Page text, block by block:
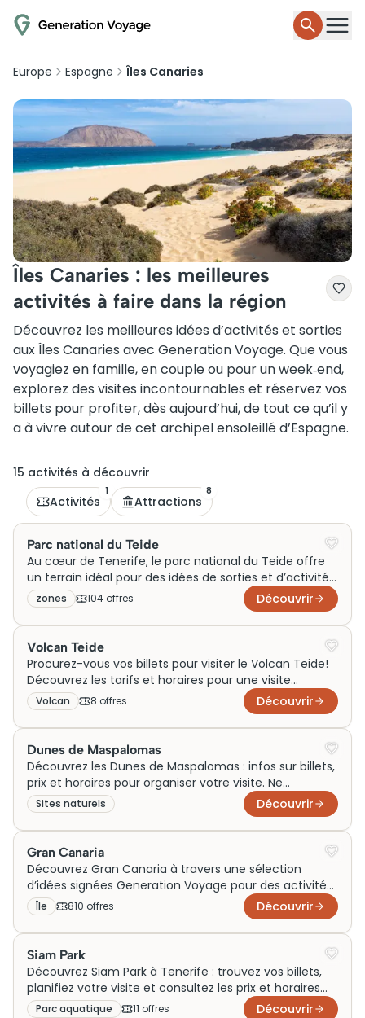
Europe Espagne Îles Canaries
Îles Canaries : les meilleures
activités à faire dans la région
Découvrez les meilleures idées d’activités et sorties
aux Îles Canaries avec Generation Voyage. Que vous
voyagiez en famille, en couple ou pour un week‑end,
explorez des visites incontournables et réservez vos
billets pour profiter, dès aujourd’hui, de tout ce qu’il y
a à vivre autour de cet archipel ensoleillé d’Espagne.
15 activités à découvrir
Activités
1
Attractions
8
Parc national du Teide
Au cœur de Tenerife, le parc national du Teide offre
un terrain idéal pour des idées de sorties et d’activités
en famille, en couple ou lors d’un week-end.
Generation Voyage y présente les visites
incontournables et les expériences à vivre autour de
ce volcan emblématique, pour enrichir chaque
voyage au sein de ce paysage naturel unique en
Espagne.
zones 104 offres Découvrir
Volcan Teide
Procurez-vous vos billets pour visiter le Volcan Teide!
Découvrez les tarifs et horaires pour une visite
inoubliable. Réservez dès maintenant!
Volcan 8 offres Découvrir
Dunes de Maspalomas
Découvrez les Dunes de Maspalomas : infos sur billets,
prix et horaires pour organiser votre visite. Ne
manquez pas cette expérience incontournable !
Sites naturels Découvrir
Gran Canaria
Découvrez Gran Canaria à travers une sélection
d’idées signées Generation Voyage pour des activités
en famille, en couple ou entre amis. Entre plages
idylliques, sorties nature et visites culturelles, profitez
d’un week‑end ou d’un voyage complet pour explorer
tout ce qui s’offre à vous autour de cette île
envoûtante des Canaries.
Île 810 offres Découvrir
Siam Park
Découvrez Siam Park à Tenerife : trouvez vos billets,
planifiez votre visite et consultez les prix et horaires
pour une expérience inoubliable!
Parc aquatique 11 offres Découvrir